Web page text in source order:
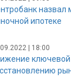
назвал
ипотеке
| 18:00